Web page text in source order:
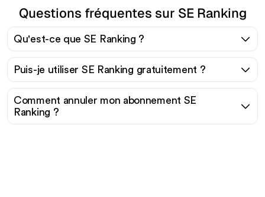
Questions fréquentes sur SE Ranking
Qu'est-ce que SE Ranking ?
Puis-je utiliser SE Ranking gratuitement ?
Comment annuler mon abonnement SE
Ranking ?